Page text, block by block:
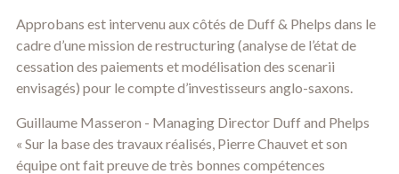
Approbans est intervenu aux côtés de Duff & Phelps dans le
cadre d’une mission de restructuring (analyse de l’état de
cessation des paiements et modélisation des scenarii
envisagés) pour le compte d’investisseurs anglo-saxons.
Guillaume Masseron - Managing Director Duff and Phelps
« Sur la base des travaux réalisés, Pierre Chauvet et son
équipe ont fait preuve de très bonnes compétences